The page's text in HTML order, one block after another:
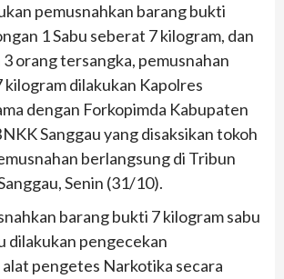
pemusnahkan barang bukti
1 Sabu seberat 7 kilogram, dan
orang tersangka, pemusnahan
kilogram dilakukan Kapolres
dengan Forkopimda Kabupaten
Sanggau yang disaksikan tokoh
berlangsung di Tribun
Senin (31/10).
barang bukti 7 kilogram sabu
dilakukan pengecekan
pengetes Narkotika secara